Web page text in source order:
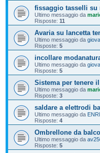
fissaggio tasselli su
Ultimo messaggio da
Risposte: 11
Avaria su lancetta
Ultimo messaggio da
Risposte: 5
incollare
Ultimo messaggio da
Risposte: 5
Sistema per tenere
Ultimo messaggio da
Risposte: 3
saldare a elettrodi
Ultimo messaggio da
Risposte: 4
Ombrellone da
Ultimo messaggio da
Risposte: 5